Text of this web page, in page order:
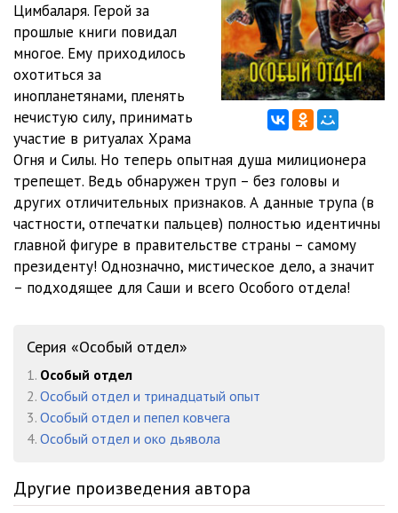
G11 51:49
G12 46:02
G13 51:27
G14_01
G14_02 33:22
G15_01 33:22
G15_02 29:29
G16 18:20
Цимбаларя. Герой за
прошлые книги повидал
многое. Ему приходилось
охотиться за
инопланетянами, пленять
нечистую силу, принимать
участие в ритуалах Храма
Огня и Силы. Но теперь опытная душа милиционера
трепещет. Ведь обнаружен труп – без головы и
других отличительных признаков. А данные трупа (в
частности, отпечатки пальцев) полностью идентичны
главной фигуре в правительстве страны – самому
президенту! Однозначно, мистическое дело, а значит
– подходящее для Саши и всего Особого отдела!
Серия «Особый отдел»
1. Особый отдел
2. Особый отдел и тринадцатый опыт
3. Особый отдел и пепел ковчега
4. Особый отдел и око дьявола
Другие произведения автора